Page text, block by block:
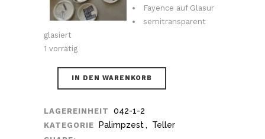
Fayence auf Glasur
semitransparent
glasiert
1 vorrätig
IN DEN WARENKORB
LAGEREINHEIT 042-1-2
KATEGORIE Palimpzest , Teller